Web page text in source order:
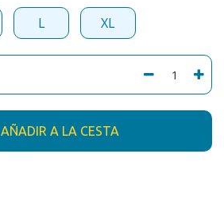
L XL
AÑADIR A LA CESTA